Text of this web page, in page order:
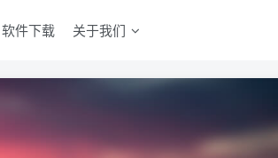
软件下载 关于我们